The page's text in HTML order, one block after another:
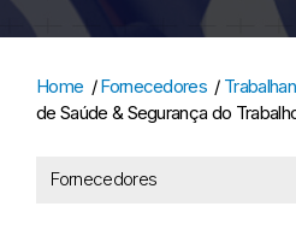
Home /Fornecedores /
de Saúde & Segurança do
Fornecedores